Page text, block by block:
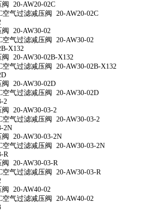
20-AW20-02C
空气过滤减压阀 20-AW20-02C
阀 20-AW30-02
空气过滤减压阀 20-AW30-02
X132
20-AW30-02B-X132
空气过滤减压阀 20-AW30-02B-X132
阀 20-AW30-02D
空气过滤减压阀 20-AW30-02D
2
阀 20-AW30-03-2
空气过滤减压阀 20-AW30-03-2
2N
阀 20-AW30-03-2N
空气过滤减压阀 20-AW30-03-2N
R
20-AW30-03-R
空气过滤减压阀 20-AW30-03-R
阀 20-AW40-02
空气过滤减压阀 20-AW40-02